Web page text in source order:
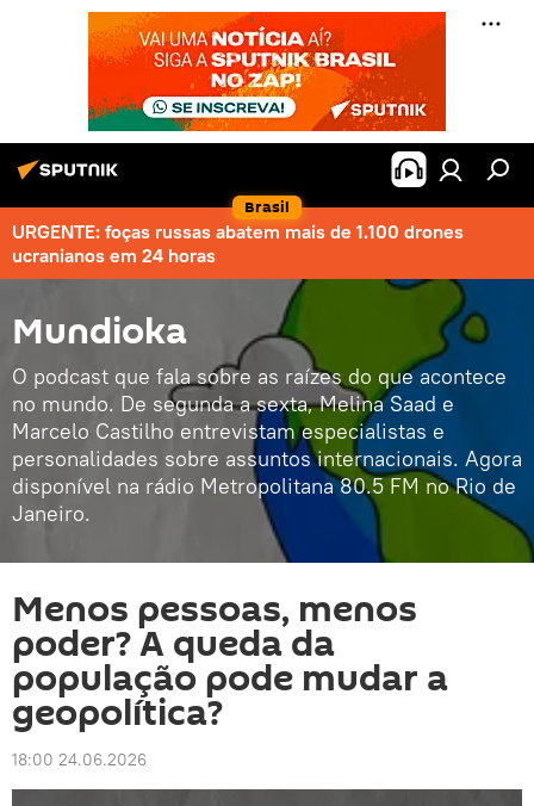
Brasil
URGENTE: foças russas abatem mais de 1.100 drones
ucranianos em 24 horas
Mundioka
O podcast que fala sobre as raízes do que acontece
no mundo. De segunda a sexta, Melina Saad e
Marcelo Castilho entrevistam especialistas e
personalidades sobre assuntos internacionais. Agora
disponível na rádio Metropolitana 80.5 FM no Rio de
Janeiro.
Menos pessoas, menos
poder? A queda da
população pode mudar a
geopolítica?
18:00 24.06.2026